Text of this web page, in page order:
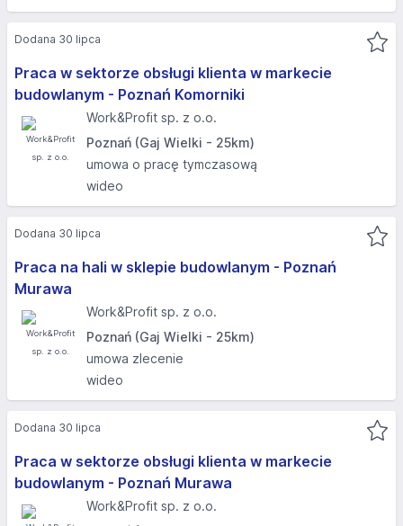
Praca w sektorze obsługi klienta w markecie
budowlanym - Poznań Komorniki
Work&Profit sp. z o.o.
Poznań (Gaj Wielki - 25km)
umowa o pracę tymczasową
wideo
Dodana 30 lipca
Praca na hali w sklepie budowlanym - Poznań
Murawa
Work&Profit sp. z o.o.
Poznań (Gaj Wielki - 25km)
umowa zlecenie
wideo
Dodana 30 lipca
Praca w sektorze obsługi klienta w markecie
budowlanym - Poznań Murawa
Work&Profit sp. z o.o.
Dodana 30 lipca